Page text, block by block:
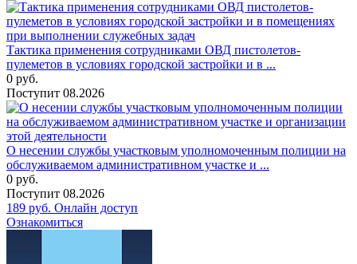
Тактика применения сотрудниками ОВД пистолетов-
пулеметов в условиях городской застройки и в ...
0 руб.
Поступит 08.2026
О несении службы участковым уполномоченным полиции на
обслуживаемом административном участке и ...
0 руб.
Поступит 08.2026
189 руб. Онлайн доступ
Ознакомиться